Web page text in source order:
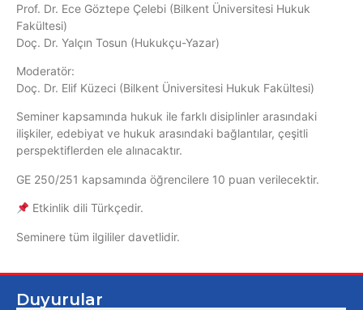
Prof. Dr. Ece Göztepe Çelebi (Bilkent Üniversitesi Hukuk
Fakültesi)
Doç. Dr. Yalçın Tosun (Hukukçu-Yazar)
Moderatör:
Doç. Dr. Elif Küzeci (Bilkent Üniversitesi Hukuk Fakültesi)
Seminer kapsamında hukuk ile farklı disiplinler arasındaki
ilişkiler, edebiyat ve hukuk arasındaki bağlantılar, çeşitli
perspektiflerden ele alınacaktır.
GE 250/251 kapsamında öğrencilere 10 puan verilecektir.
Etkinlik dili Türkçedir.
Seminere tüm ilgililer davetlidir.
Duyurular